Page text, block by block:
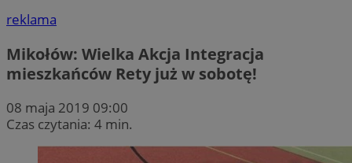
reklama
Mikołów: Wielka Akcja Integracja
mieszkańców Rety już w sobotę!
08 maja 2019 09:00
Czas czytania: 4 min.